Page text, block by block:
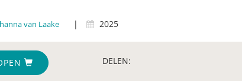
van Laake | 2025
DELEN: